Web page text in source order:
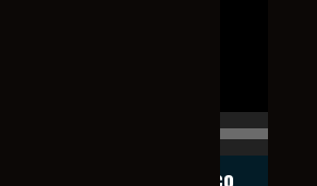
Notiexpress de México